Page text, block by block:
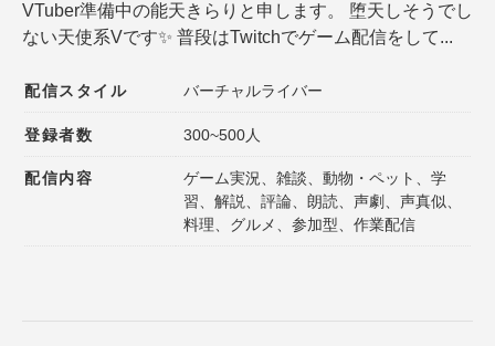
VTuber準備中の能天きらりと申します。 堕天しそうでし
ない天使系Vです✨️ 普段はTwitchでゲーム配信をして...
配信スタイル バーチャルライバー
登録者数 300~500人
配信内容
ゲーム実況、雑談、動物・ペット、学
習、解説、評論、朗読、声劇、声真似、
料理、グルメ、参加型、作業配信